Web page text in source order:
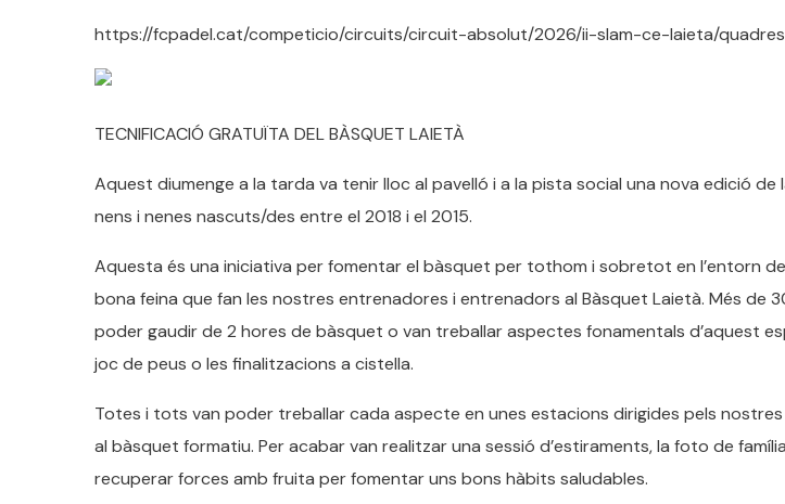
https://fcpadel.cat/competicio/circuits/circuit-absolut/2026/ii-slam-ce-laieta/quadres
TECNIFICACIÓ GRATUÏTA DEL BÀSQUET LAIETÀ
Aquest diumenge a la tarda va tenir lloc al pavelló i a la pista social una nova edició
nens i nenes nascuts/des entre el 2018 i el 2015.
Aquesta és una iniciativa per fomentar el bàsquet per tothom i sobretot en l’entorn
bona feina que fan les nostres entrenadores i entrenadors al Bàsquet Laietà. Més de
poder gaudir de 2 hores de bàsquet o van treballar aspectes fonamentals d’aquest
joc de peus o les finalitzacions a cistella.
Totes i tots van poder treballar cada aspecte en unes estacions dirigides pels
al bàsquet formatiu. Per acabar van realitzar una sessió d’estiraments, la foto de
recuperar forces amb fruita per fomentar uns bons hàbits saludables.